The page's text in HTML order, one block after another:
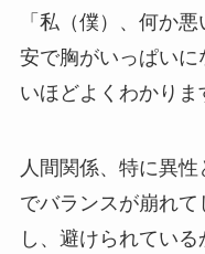
「私（僕）、何か
安で胸がいっぱい
いほどよくわかりま
人間関係、特に異
でバランスが崩れ
し、避けられてい